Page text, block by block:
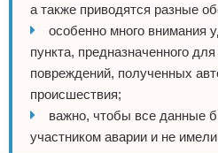
а также приводятся разные
особенно много внимания
пункта, предназначенного
повреждений, полученных
происшествия;
важно, чтобы все данные
участником аварии и не